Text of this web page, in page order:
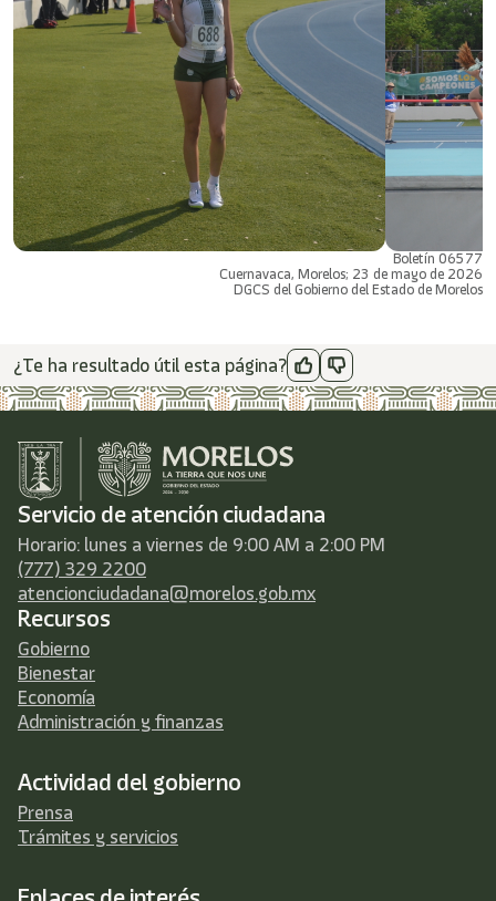
Boletín 06577
Cuernavaca, Morelos; 23 de mayo de 2026
DGCS del Gobierno del Estado de Morelos
¿Te ha resultado útil esta página?
Servicio de atención ciudadana
Horario: lunes a viernes de 9:00 AM a 2:00 PM
(777) 329 2200
atencionciudadana@morelos.gob.mx
Recursos
Gobierno
Bienestar
Economía
Administración y finanzas
Actividad del gobierno
Prensa
Trámites y servicios